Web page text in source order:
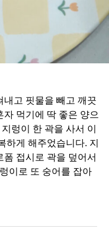
고 핏물을 빼고 깨끗
먹기에 딱 좋은 양으
렁이 한 곽을 사서 이
하게 해주었습니다. 지
접시로 곽을 덮어서
이로 또 숭어를 잡아